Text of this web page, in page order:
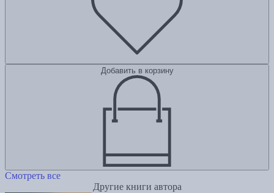
Добавить в корзину
Смотреть все
Другие книги автора